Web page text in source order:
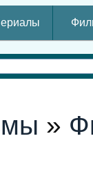
»